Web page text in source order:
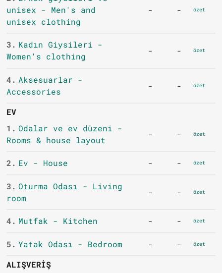
unisex - Men's and
unisex clothing
- - özet
3. Kadın Giysileri -
Women's clothing
- - özet
4. Aksesuarlar -
Accessories
- - özet
EV
1. Odalar ve ev düzeni -
Rooms & house layout
- - özet
2. Ev - House - - özet
3. Oturma Odası - Living
room
- - özet
4. Mutfak - Kitchen - - özet
5. Yatak Odası - Bedroom - - özet
ALIŞVERIŞ